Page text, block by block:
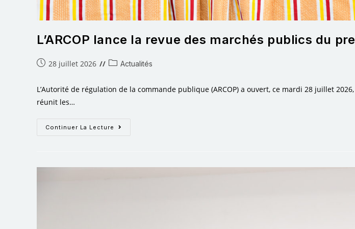
L’ARCOP lance la revue des marchés publics du
28 juillet 2026 Actualités
L’Autorité de régulation de la commande publique (ARCOP) a ouvert, ce mardi 28 juillet
réunit les…
Continuer La Lecture